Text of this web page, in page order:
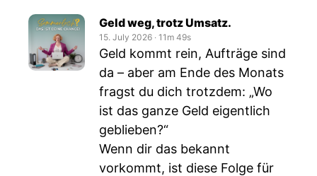
Geld weg, trotz Umsatz.
15. July 2026 ‧ 11m 49s
Geld kommt rein, Aufträge sind
da – aber am Ende des Monats
fragst du dich trotzdem: „Wo
ist das ganze Geld eigentlich
geblieben?“
Wenn dir das bekannt
vorkommt, ist diese Folge für